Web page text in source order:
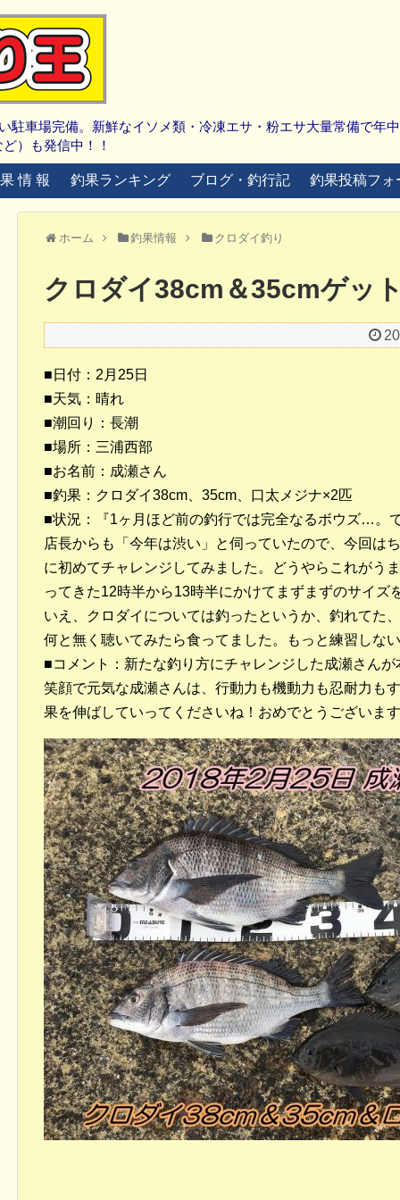
駐車場完備。新鮮なイソメ類・冷凍エサ・粉エサ大量常備で年
）も発信中！！
情 報 釣果ランキング ブログ・釣行記 釣果投稿フォ
ホーム 釣果情報 クロダイ釣り
クロダイ38cm＆35cmゲッ
■日付：2月25日
■天気：晴れ
■潮回り：長潮
■場所：三浦西部
■お名前：成瀬さん
■釣果：クロダイ38cm、35cm、口太メジナ×2匹
■状況：『1ヶ月ほど前の釣行では完全なるボウズ…。
店長からも「今年は渋い」と伺っていたので、今回は
に初めてチャレンジしてみました。どうやらこれがう
ってきた12時半から13時半にかけてまずまずのサイズ
いえ、クロダイについては釣ったというか、釣れてた
何と無く聴いてみたら食ってました。もっと練習しな
■コメント：新たな釣り方にチャレンジした成瀬さん
笑顔で元気な成瀬さんは、行動力も機動力も忍耐力も
果を伸ばしていってくださいね！おめでとうございま